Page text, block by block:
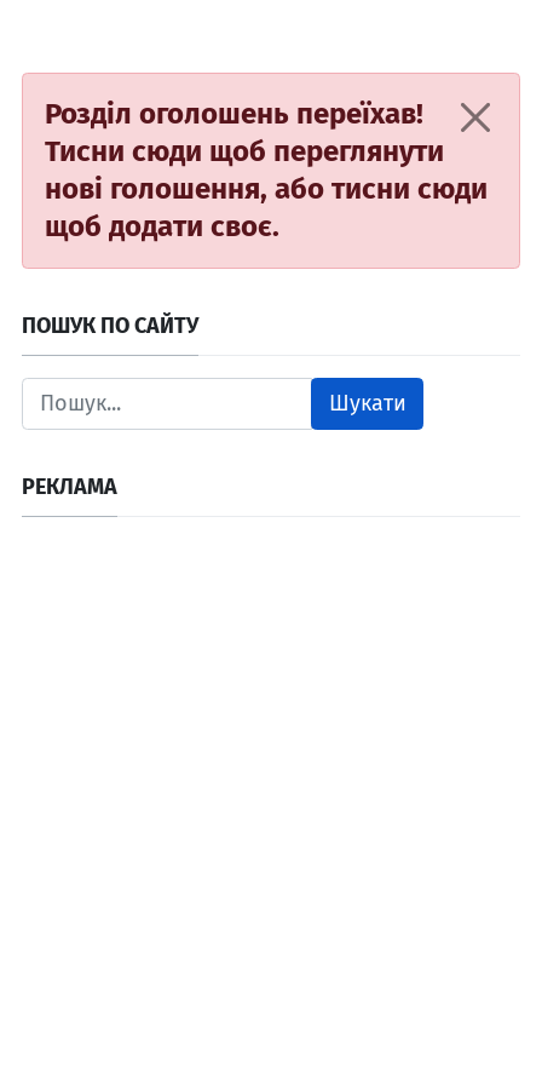
Розділ оголошень переїхав!
Тисни сюди щоб переглянути
нові голошення, або тисни сюди
щоб додати своє.
ПОШУК ПО САЙТУ
Шукати
РЕКЛАМА